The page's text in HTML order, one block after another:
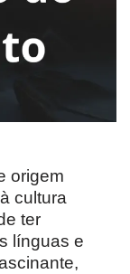
origem
cultura
ter
línguas e